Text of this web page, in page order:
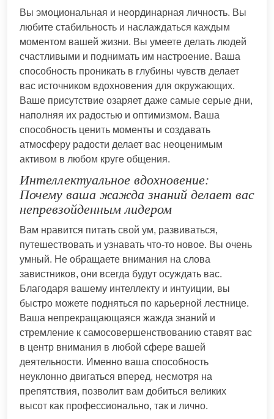
Вы эмоциональная и неординарная личность. Вы
любите стабильность и наслаждаться каждым
моментом вашей жизни. Вы умеете делать людей
счастливыми и поднимать им настроение. Ваша
способность проникать в глубины чувств делает
вас источником вдохновения для окружающих.
Ваше присутствие озаряет даже самые серые дни,
наполняя их радостью и оптимизмом. Ваша
способность ценить моменты и создавать
атмосферу радости делает вас неоценимым
активом в любом круге общения.
Интеллектуальное вдохновение:
Почему ваша жажда знаний делает вас
непревзойденным лидером
Вам нравится питать свой ум, развиваться,
путешествовать и узнавать что-то новое. Вы очень
умный. Не обращаете внимания на слова
завистников, они всегда будут осуждать вас.
Благодаря вашему интеллекту и интуиции, вы
быстро можете подняться по карьерной лестнице.
Ваша непрекращающаяся жажда знаний и
стремление к самосовершенствованию ставят вас
в центр внимания в любой сфере вашей
деятельности. Именно ваша способность
неуклонно двигаться вперед, несмотря на
препятствия, позволит вам добиться великих
высот как профессионально, так и лично.